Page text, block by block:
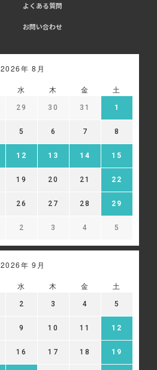
よくある質問
お問い合わせ
2026年 8月
水 木 金 土
29 30 31 1
5 6 7 8
12 13 14 15
19 20 21 22
26 27 28 29
2 3 4 5
2026年 9月
水 木 金 土
2 3 4 5
9 10 11 12
16 17 18 19